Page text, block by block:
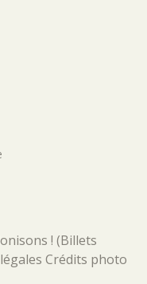
! (Billets
Crédits photo